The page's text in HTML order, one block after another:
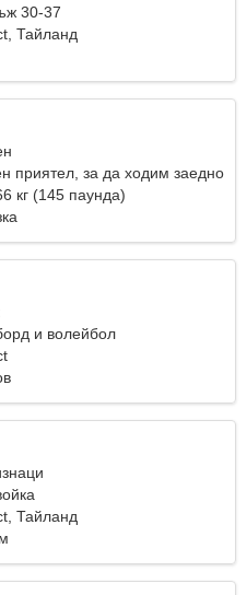
30-37
Тайланд
приятел, за да ходим заедно
кг (145 паунда)
и волейбол
Тайланд